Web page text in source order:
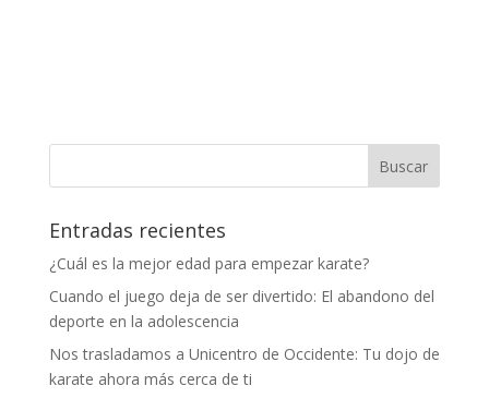
Entradas recientes
¿Cuál es la mejor edad para empezar karate?
Cuando el juego deja de ser divertido: El abandono del
deporte en la adolescencia
Nos trasladamos a Unicentro de Occidente: Tu dojo de
karate ahora más cerca de ti